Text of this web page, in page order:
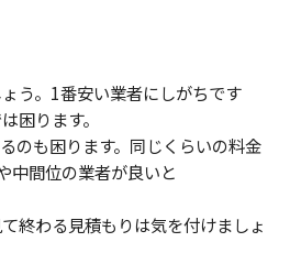
。1番安い業者にしがちです
困ります。
も困ります。同じくらいの料金
中間位の業者が良いと
わる見積もりは気を付けましょ